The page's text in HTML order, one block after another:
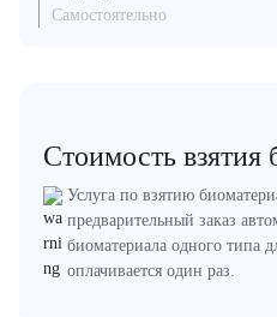
Самостоятельно
Стоимость взятия
Услуга по взятию
предварительный заказ
биоматериала одного типа
оплачивается один раз.